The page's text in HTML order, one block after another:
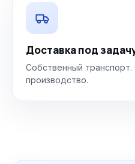
Доставка под
Собственный
производство.